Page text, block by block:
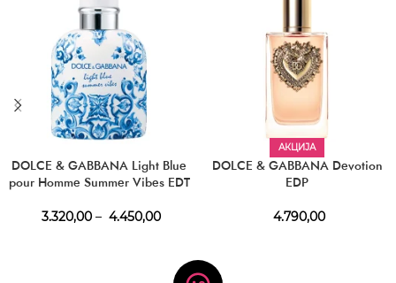
DOLCE & GABBANA Light Blue
pour Homme Summer Vibes EDT
3.320,00 – 4.450,00
АКЦИЈА
DOLCE & GABBANA Devotion
EDP
4.790,00